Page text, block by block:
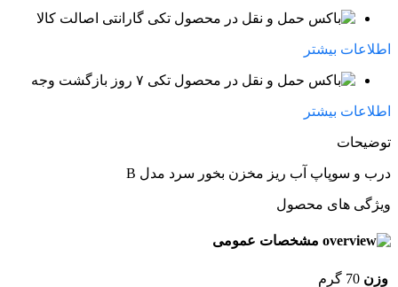
گارانتی اصالت کالا
اطلاعات بیشتر
۷ روز بازگشت وجه
اطلاعات بیشتر
توضیحات
درب و سوپاپ آب ریز مخزن بخور سرد مدل B
ویژگی های محصول
مشخصات عمومی
وزن 70 گرم